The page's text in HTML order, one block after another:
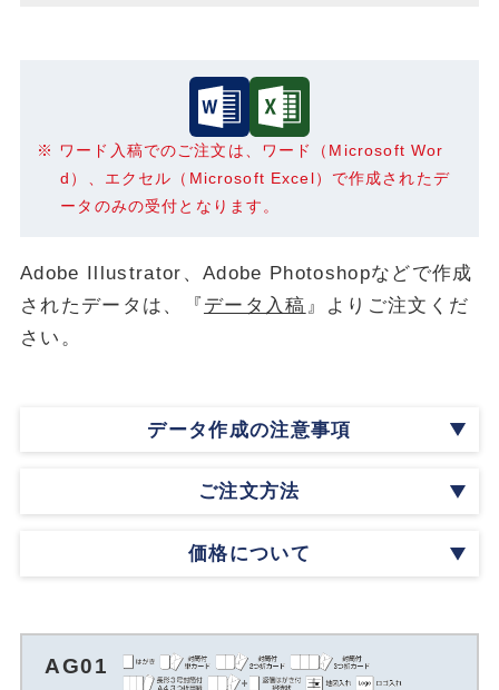
ワード入稿でのご注文は、ワード（Microsoft Wor
d）、エクセル（Microsoft Excel）で作成されたデ
ータのみの受付となります。
Adobe Illustrator、Adobe Photoshopなどで作成
されたデータは、『 データ入稿 』よりご注文くだ
さい。
データ作成の注意事項
ご注文方法
価格について
AG01